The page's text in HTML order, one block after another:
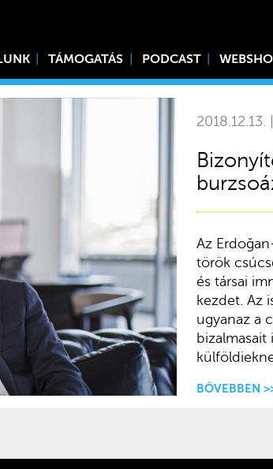
TÁMOGATÁS PODCAST
2018.12.13.
Az
török
és társai
kezdet. Az
ugyanaz a
bizalmasait
BŐVEBBEN